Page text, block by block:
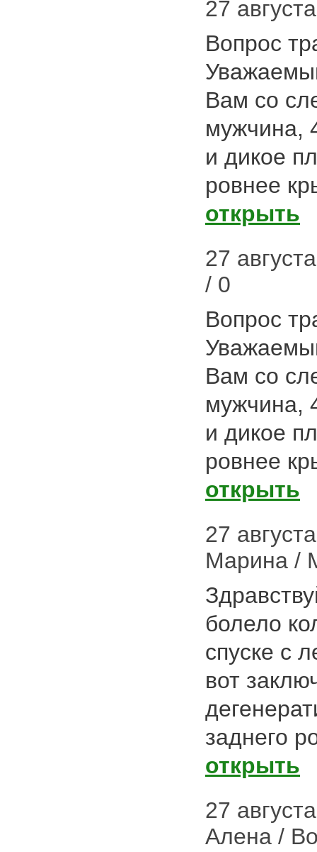
27
Вопрос
Вам со
мужчина,
и дикое
ровнее
открыть
27
/ 0
Вопрос
Вам со
мужчина,
и дикое
ровнее
открыть
27
Марина /
болело
спуске с
вот
заднего
открыть
27
Алена /